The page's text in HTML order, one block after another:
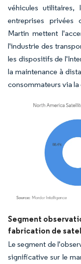
véhicules
entreprises privées
Martin mettent
l'industrie des
les dispositifs de
la maintenance à
consommateurs via
Image © Mordor
Segment
fabrication de
Le segment de
significative sur le